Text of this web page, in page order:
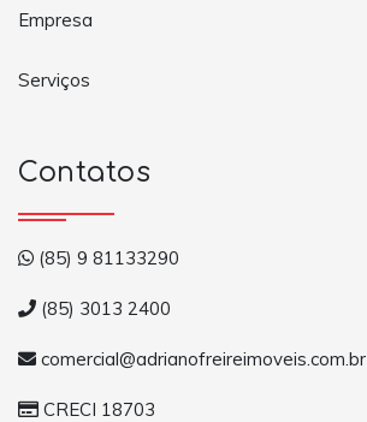
Empresa
Serviços
Contatos
(85) 9 81133290
(85) 3013 2400
comercial@adrianofreireimoveis.com.br
CRECI 18703